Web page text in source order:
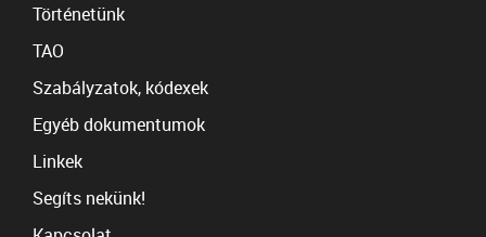
Történetünk
TAO
Szabályzatok, kódexek
Egyéb dokumentumok
Linkek
Segíts nekünk!